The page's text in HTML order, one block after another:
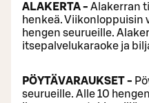
ALAKERTA - Alakerran
henkeä. Viikonloppuisin
hengen seurueille.
itsepalvelukaraoke ja
PÖYTÄVARAUKSET -
seurueille. Alle 10